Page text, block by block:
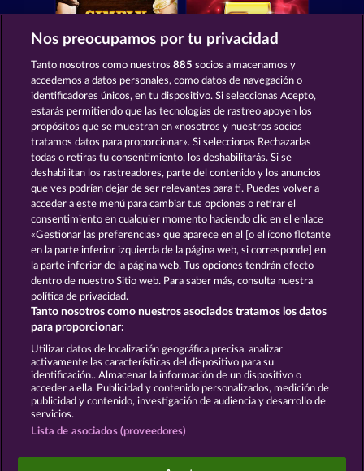
GOLDEN EI OF
MOORHUHN
FOREVER
DIAMONDS
Ver todos los juegos
Términos y condiciones
Declaración de privacidad y de cookies
Aviso Legal
Enviar solicitud de desistimiento
Los juegos de casino social están pensados
Nos preocupamos por tu privacidad
Tanto nosotros como nuestros885 socios almacenamos y
accedemos a datos personales, como datos de navegación o
identificadores únicos, en tu dispositivo. Si seleccionas Acepto,
estarás permitiendo que las tecnologías de rastreo apoyen los
propósitos que se muestran en «nosotros y nuestros socios
tratamos datos para proporcionar». Si seleccionas Rechazarlas
todas o retiras tu consentimiento, los deshabilitarás. Si se
deshabilitan los rastreadores, parte del contenido y los anuncios
que ves podrían dejar de ser relevantes para ti. Puedes volver a
acceder a este menú para cambiar tus opciones o retirar el
consentimiento en cualquier momento haciendo clic en el enlace
«Gestionar las preferencias» que aparece en el [o el ícono flotante
en la parte inferior izquierda de la página web, si corresponde] en
la parte inferior de la página web. Tus opciones tendrán efecto
dentro de nuestro Sitio web. Para saber más, consulta nuestra
política de privacidad.
Tanto nosotros como nuestros asociados tratamos los datos
para proporcionar:
Utilizar datos de localización geográfica precisa. analizar
activamente las características del dispositivo para su
identificación.. Almacenar la información de un dispositivo o
acceder a ella. Publicidad y contenido personalizados, medición de
publicidad y contenido, investigación de audiencia y desarrollo de
servicios.
Lista de asociados (proveedores)